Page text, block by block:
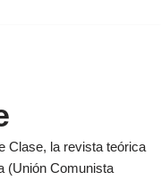
Clase, la revista teórica
(Unión Comunista